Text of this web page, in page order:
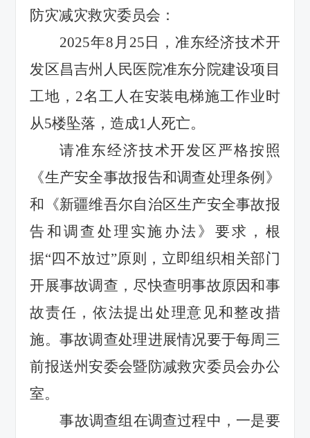
防灾减灾救灾委员会：
2025年8月25日，准东经济技术开
发区昌吉州人民医院准东分院建设项目
工地，2名工人在安装电梯施工作业时
从5楼坠落，造成1人死亡。
请准东经济技术开发区严格按照
《生产安全事故报告和调查处理条例》
和《新疆维吾尔自治区生产安全事故报
告和调查处理实施办法》要求，根
据“四不放过”原则，立即组织相关部门
开展事故调查，尽快查明事故原因和事
故责任，依法提出处理意见和整改措
施。事故调查处理进展情况要于每周三
前报送州安委会暨防减救灾委员会办公
室。
事故调查组在调查过程中，一是要